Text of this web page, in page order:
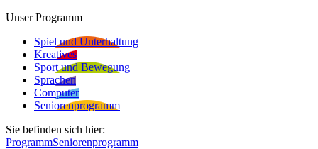
Unser Programm
Spiel und Unterhaltung
Kreatives
Sport und Bewegung
Sprachen
Computer
Seniorenprogramm
Sie befinden sich hier:
ProgrammSeniorenprogramm